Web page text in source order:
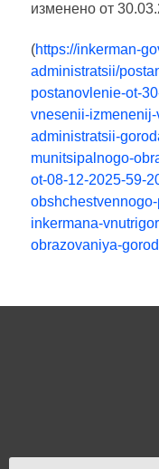
изменено от
(https://inkerman-
administratsii/
postanovlenie-ot-
vnesenii-
administratsii-
munitsipalnogo-
ot-08-12-2025-59-
inkermana-
obrazovaniya-